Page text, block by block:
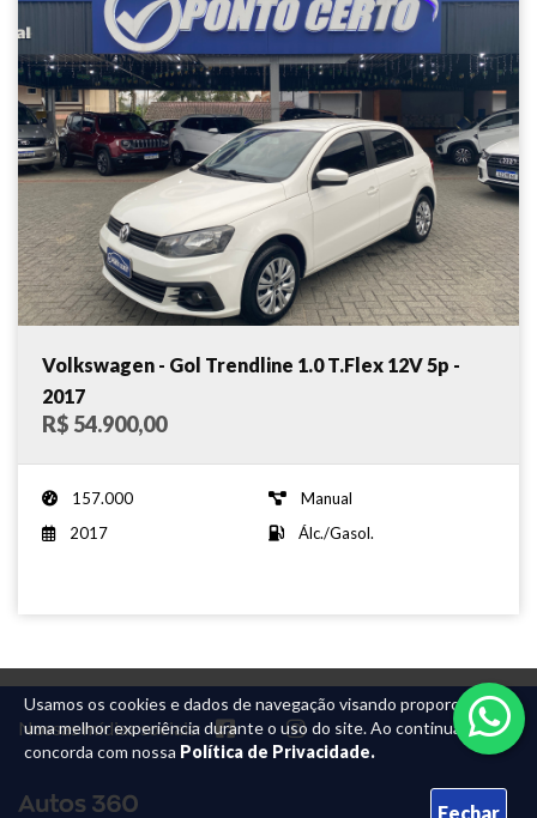
Usamos os cookies e dados de navegação visando proporcionar
uma melhor experiência durante o uso do site. Ao continuar, você
concorda com nossa Política de Privacidade.
Fechar
Volkswagen - Gol Trendline 1.0 T.Flex 12V 5p -
2017
R$ 54.900,00
157.000
Manual
2017
Álc./Gasol.
Nossas mídias sociais: